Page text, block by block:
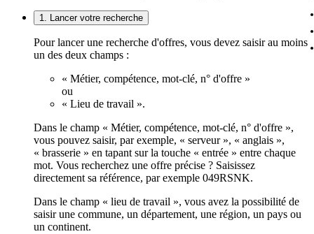
1. Lancer votre recherche
Pour lancer une recherche d'offres, vous devez saisir au moins
un des deux champs :
« Métier, compétence, mot-clé, n° d'offre »
ou
« Lieu de travail ».
Dans le champ « Métier, compétence, mot-clé, n° d'offre »,
vous pouvez saisir, par exemple, « serveur », « anglais »,
« brasserie » en tapant sur la touche « entrée » entre chaque
mot. Vous recherchez une offre précise ? Saisissez
directement sa référence, par exemple 049RSNK.
Dans le champ « lieu de travail », vous avez la possibilité de
saisir une commune, un département, une région, un pays ou
un continent.